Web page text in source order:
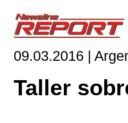
09.03.2016 |
Taller